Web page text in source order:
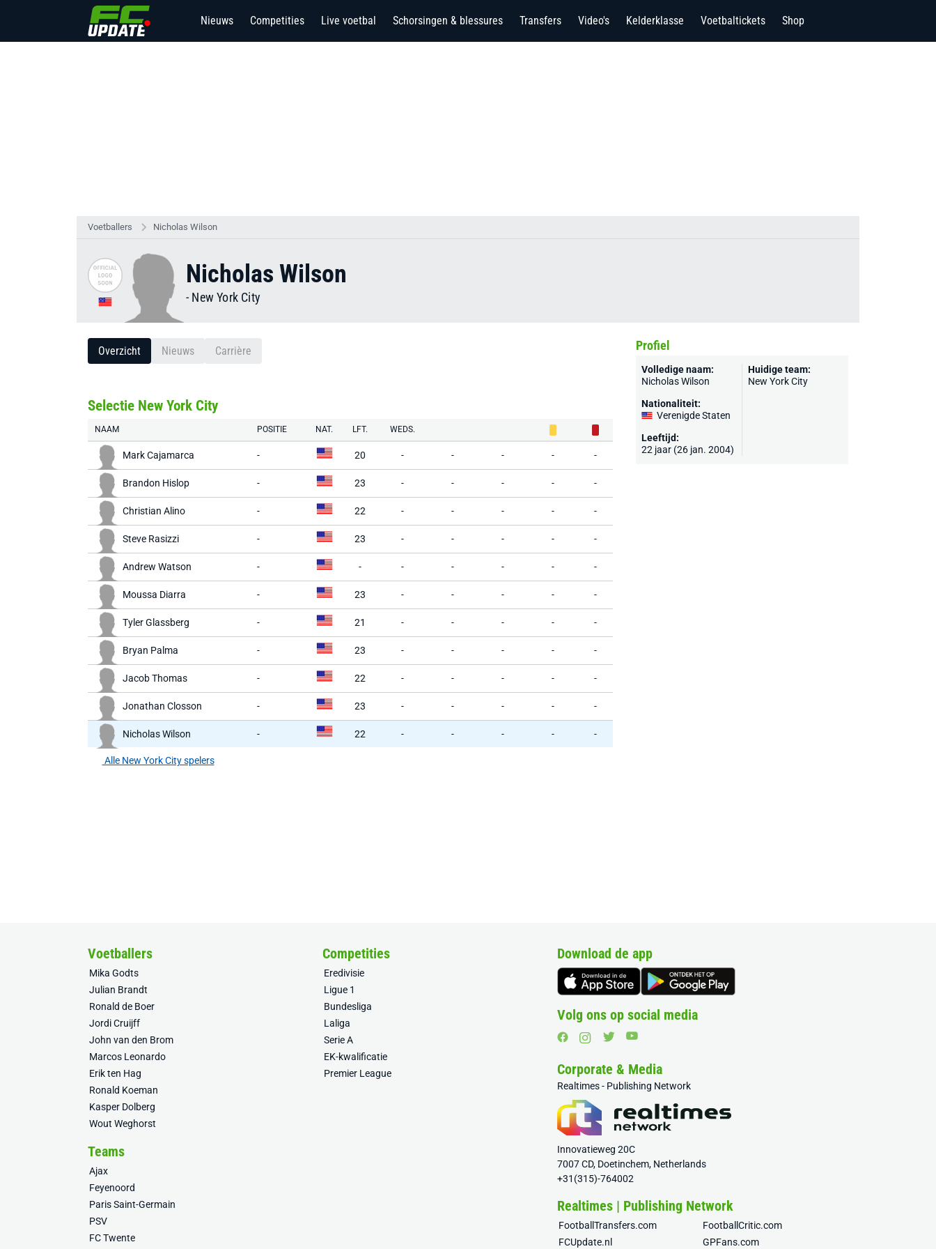
Nieuws Competities Live voetbal Schorsingen & blessures Transfers Video's Kelderklasse Voetbaltickets Shop
Voetballers Nicholas Wilson
Nicholas Wilson
- New York City
Overzicht Nieuws Carrière
Selectie New York City
NAAM POSITIE NAT. LFT. WEDS.
Mark Cajamarca - 20 - - - - -
Brandon Hislop - 23 - - - - -
Christian Alino - 22 - - - - -
Steve Rasizzi - 23 - - - - -
Andrew Watson - - - - - - -
Moussa Diarra - 23 - - - - -
Tyler Glassberg - 21 - - - - -
Bryan Palma - 23 - - - - -
Jacob Thomas - 22 - - - - -
Jonathan Closson - 23 - - - - -
Nicholas Wilson - 22 - - - - -
Alle New York City spelers
Profiel
Volledige naam:
Nicholas Wilson
Nationaliteit:
Verenigde Staten
Leeftijd:
22 jaar (26 jan. 2004)
Huidige team:
New York City
Voetballers
Mika Godts
Julian Brandt
Ronald de Boer
Jordi Cruijff
John van den Brom
Marcos Leonardo
Erik ten Hag
Ronald Koeman
Kasper Dolberg
Wout Weghorst
Competities
Eredivisie
Ligue 1
Bundesliga
Laliga
Serie A
EK-kwalificatie
Premier League
Teams
Ajax
Feyenoord
Paris Saint-Germain
PSV
FC Twente
Download de app
Volg ons op social media
Corporate & Media
Realtimes - Publishing Network
Innovatieweg 20C
7007 CD, Doetinchem, Netherlands
+31(315)-764002
Realtimes | Publishing Network
FootballTransfers.com
FootballCritic.com
FCUpdate.nl
GPFans.com